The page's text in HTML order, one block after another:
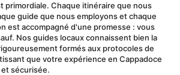
primordiale. Chaque itinéraire que nous
guide que nous employons et chaque
est accompagné d'une promesse : vous
Nos guides locaux connaissent bien la
formés aux protocoles de
que votre expérience en Cappadoce
sécurisée.